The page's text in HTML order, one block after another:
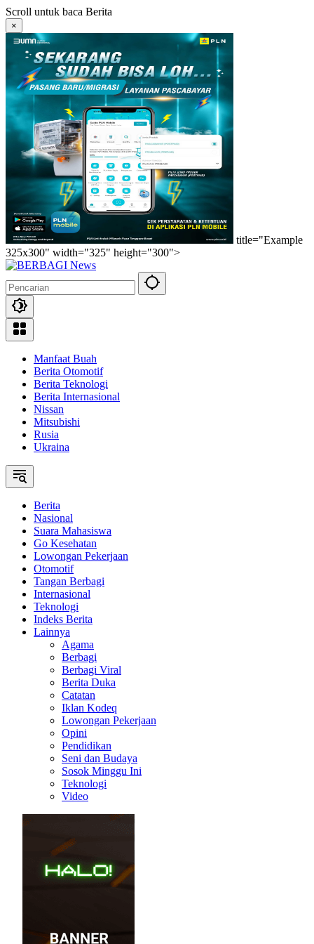
Langsung
ke
konten
Scroll untuk baca Berita
×
title="Example
325x300" width="325" height="300">
Manfaat Buah
Berita Otomotif
Berita Teknologi
Berita Internasional
Nissan
Mitsubishi
Rusia
Ukraina
Berita
Nasional
Suara Mahasiswa
Go Kesehatan
Lowongan Pekerjaan
Otomotif
Tangan Berbagi
Internasional
Teknologi
Indeks Berita
Lainnya
Agama
Berbagi
Berbagi Viral
Berita Duka
Catatan
Iklan Kodeq
Lowongan Pekerjaan
Opini
Pendidikan
Seni dan Budaya
Sosok Minggu Ini
Teknologi
Video